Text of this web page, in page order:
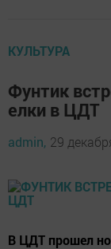
КУЛЬТУРА
Фунтик
елки в ЦДТ
admin, 29
В ЦДТ прошел